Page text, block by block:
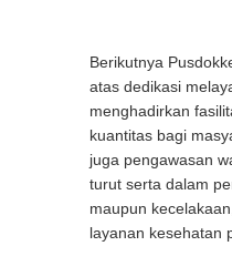
Berikutnya
atas dedikasi
menghadirkan
kuantitas bagi
juga pengawasan
turut serta dalam
maupun
layanan kesehatan